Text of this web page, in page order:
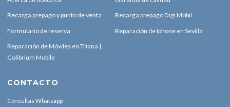
Recarga prepago y punto de venta Recarga prepago Digi Mobil
Formulario de reserva Reparación de Iphone en Sevilla
Reparación de Móviles en Triana |
Colibrium Mobile
CONTACTO
Consultas Whatsapp